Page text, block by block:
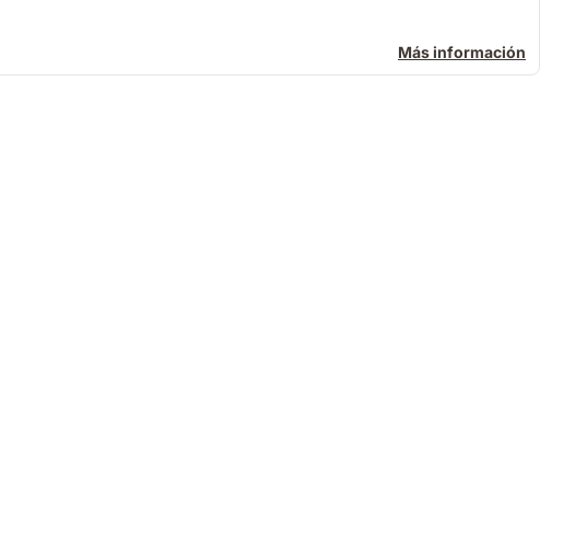
Más información